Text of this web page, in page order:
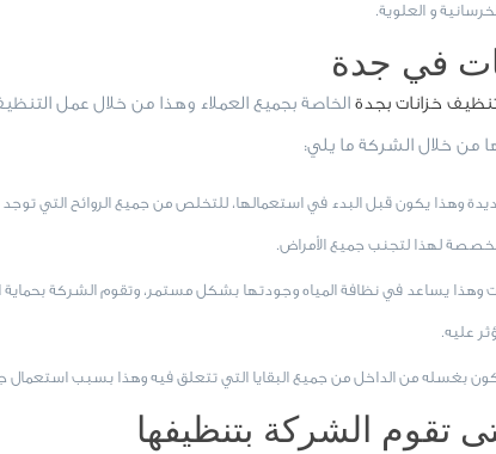
و العلوية.
في جدة
خزانات بجدة الخاصة بجميع العملاء وهذا من خلال عمل
من خلال الشركة ما يلي:
وهذا يكون قبل البدء في استعمالها، للتخلص من جميع الروائح التي
لهذا لتجنب جميع الأمراض.
وهذا يساعد في نظافة المياه وجودتها بشكل مستمر، وتقوم الشركة بحماية
عليه.
بغسله من الداخل من جميع البقايا التي تتعلق فيه وهذا بسبب استعمال
تقوم الشركة بتنظيفها